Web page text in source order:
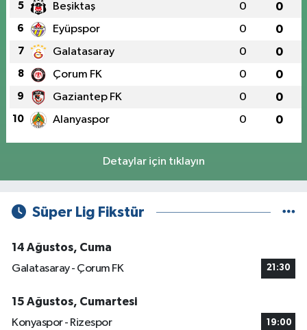
5 Beşiktaş 0 0
6 Eyüpspor 0 0
7 Galatasaray 0 0
8 Çorum FK 0 0
9 Gaziantep FK 0 0
10 Alanyaspor 0 0
Detaylar için tıklayın
Süper Lig Fikstür
14 Ağustos, Cuma
Galatasaray - Çorum FK
21:30
15 Ağustos, Cumartesi
Konyaspor - Rizespor
19:00